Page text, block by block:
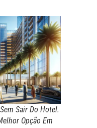
Sair Do Hotel.
Opção Em